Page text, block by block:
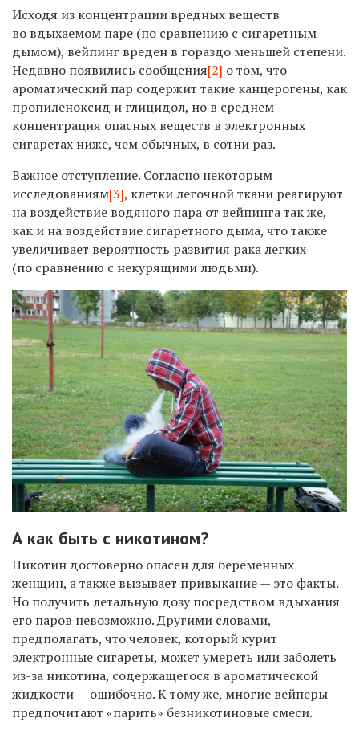
Исходя из концентрации вредных веществ
во вдыхаемом паре (по сравнению с сигаретным
дымом), вейпинг вреден в гораздо меньшей степени.
Недавно появились сообщения[2] о том, что
ароматический пар содержит такие канцерогены, как
пропиленоксид и глицидол, но в среднем
концентрация опасных веществ в электронных
сигаретах ниже, чем обычных, в сотни раз.
Важное отступление. Согласно некоторым
исследованиям[3], клетки легочной ткани реагируют
на воздействие водяного пара от вейпинга так же,
как и на воздействие сигаретного дыма, что также
увеличивает вероятность развития рака легких
(по сравнению с некурящими людьми).
А как быть с никотином?
Никотин достоверно опасен для беременных
женщин, а также вызывает привыкание — это факты.
Но получить летальную дозу посредством вдыхания
его паров невозможно. Другими словами,
предполагать, что человек, который курит
электронные сигареты, может умереть или заболеть
из-за никотина, содержащегося в ароматической
жидкости — ошибочно. К тому же, многие вейперы
предпочитают «парить» безникотиновые смеси.